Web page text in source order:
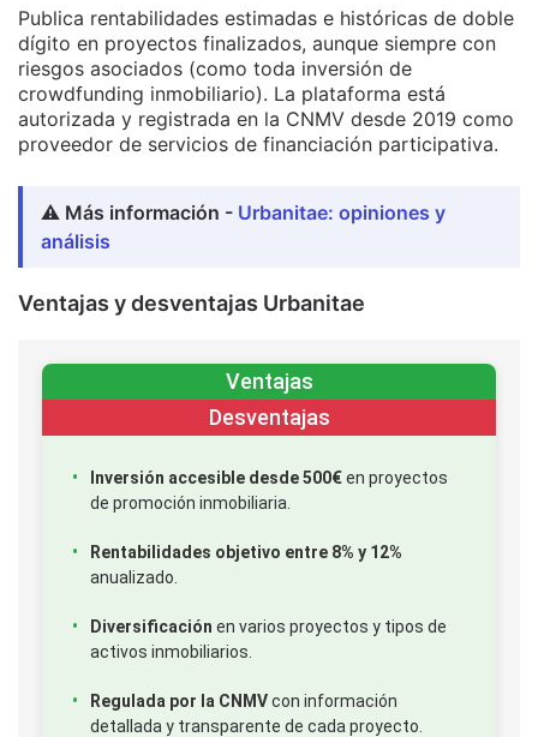
Publica rentabilidades estimadas e históricas de doble
dígito en proyectos finalizados, aunque siempre con
riesgos asociados (como toda inversión de
crowdfunding inmobiliario). La plataforma está
autorizada y registrada en la CNMV desde 2019 como
proveedor de servicios de financiación participativa.
⚠️ Más información - Urbanitae: opiniones y
análisis
Ventajas y desventajas Urbanitae
Ventajas
Desventajas
Inversión accesible desde 500€en proyectos
de promoción inmobiliaria.
Rentabilidades objetivo entre 8% y 12%
anualizado.
Diversificación en varios proyectos y tipos de
activos inmobiliarios.
Regulada por la CNMVcon información
detallada y transparente de cada proyecto.